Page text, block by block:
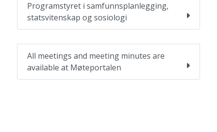
Programstyret i samfunnsplanlegging,
statsvitenskap og sosiologi
All meetings and meeting minutes are
available at Møteportalen